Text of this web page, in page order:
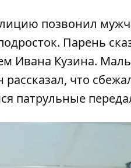
позвонил
Парень
Ивана Кузина.
что
патрульные